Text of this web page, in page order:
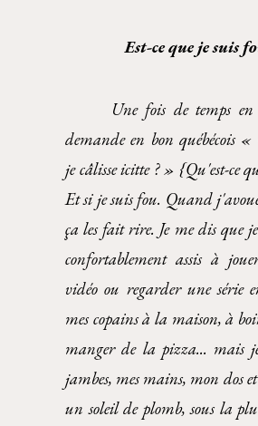
Est-ce que je suis
Une fois de temps
demande en bon québécois «
je câlisse icitte ? » {Qu'est-ce
Et si je suis fou. Quand
ça les fait rire. Je me dis que
confortablement assis à
vidéo ou regarder une série
mes copains à la maison, à
manger de la pizza... mais
jambes, mes mains, mon dos
un soleil de plomb, sous la